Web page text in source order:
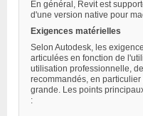
En général, Revit est
d'une version native pour
Exigences matérielles
Selon Autodesk, les
articulées en fonction de
utilisation professionnelle,
recommandés, en
grande. Les points
: